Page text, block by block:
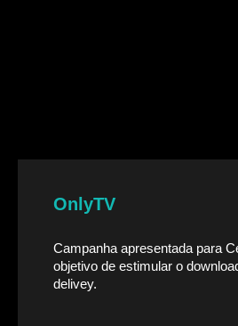
OnlyTV
Campanha apresentada para
objetivo de estimular o
delivey.